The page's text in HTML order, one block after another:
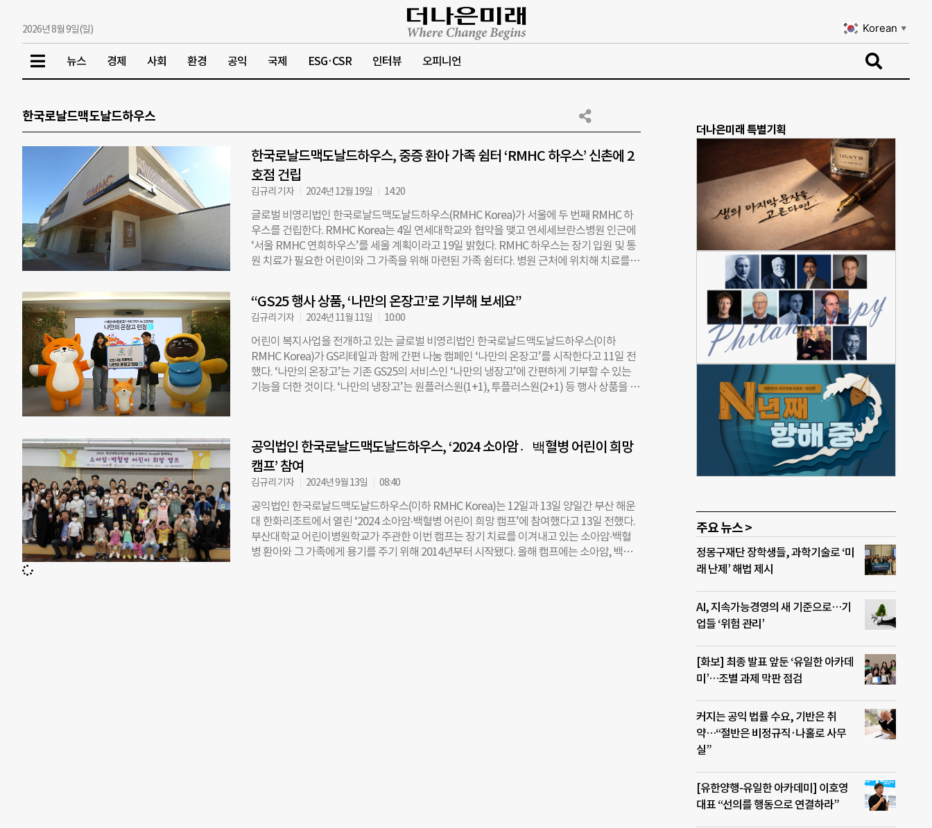
2026년 8월 9일(일) Korean ▼
뉴스 경제 사회 환경 공익 국제 ESG·CSR 인터뷰 오피니언
한국로날드맥도날드하우스
한국로날드맥도날드하우스, 중증 환아 가족 쉼터 ‘RMHC 하우스’ 신촌에 2
호점 건립
김규리 기자 2024년 12월 19일 14:20
글로벌 비영리법인 한국로날드맥도날드하우스(RMHC Korea)가 서울에 두 번째 RMHC 하
우스를 건립한다. RMHC Korea는 4일 연세대학교와 협약을 맺고 연세세브란스병원 인근에
‘서울 RMHC 연희하우스’를 세울 계획이라고 19일 밝혔다. RMHC 하우스는 장기 입원 및 통
원 치료가 필요한 어린이와 그 가족을 위해 마련된 가족 쉼터다. 병원 근처에 위치해 치료를
관한 양산부산대학교병원 내 ‘양산하우스’다. 이곳에는 개별 욕실을 갖춘 10개의 객실과 놀이
방, 주방, 휴게실 등의 편의시설이 마련돼 있다. 단순한 쉼터를 넘어 심리 상담, 식사 제공, 이동
차량 지원 등 다양한 프로그램을 통해 환아와 가족의 회복을 돕고 있다. 만 18세 이하 중증 질
환 환아가 양산부산대학교 어린이병원에 입원 또는 통원 치료 중인 경우 입실 신청을 통해 무
료로 이용할 수 있다. 서울 RMHC 연희하우스는 RMHC Korea가 국내에서 선보이는 두 번째
하우스로, 중증 환아 가족의 편의를 더욱 확대할 예정이다. 안수인 RMHC Korea 대표는 “국
내 중증 환아와 환아 가족을 위한 RMHC Korea의 역할을 다시 한번 마음에 새기고, 어려운
“GS25 행사 상품, ‘나만의 온장고’로 기부해 보세요”
김규리 기자 2024년 11월 11일 10:00
어린이 복지사업을 전개하고 있는 글로벌 비영리법인 한국로날드맥도날드하우스(이하
RMHC Korea)가 GS리테일과 함께 간편 나눔 캠페인 ‘나만의 온장고’를 시작한다고 11일 전
했다. ‘나만의 온장고’는 기존 GS25의 서비스인 ‘나만의 냉장고’에 간편하게 기부할 수 있는
기능을 더한 것이다. ‘나만의 냉장고’는 원플러스원(1+1), 투플러스원(2+1) 등 행사 상품을 구
다. ‘나만의 냉장고’에 보관된 상품 중 사용하지 않은 추가 증정품을 선택하고 ‘나눔하기’ 버튼
을 클릭하면 캠페인에 참여할 수 있다. GS리테일은 이렇게 기부된 증정품 중 소아암 환아와
가족이 필요로 하는 물품을 선별해 RMHC Korea에 전달한다. 또 고객이 기부한 증정품 개수
너십팀 과장은 “연말을 앞두고 ‘함께’와 ‘나눔’의 가치를 알리는 캠페인을 GS리테일과 진행하
게 되어 의미가 크다”며 “RMHC Korea 역시 보다 많은 분들이 쉽게 기부에 동참할 방법을 고
민하겠다”고 소감을 전했다. 김규리 더나은미래 기자
공익법인 한국로날드맥도날드하우스, ‘2024 소아암백〮혈병 어린이 희망
캠프’ 참여
김규리 기자 2024년 9월 13일 08:40
공익법인 한국로날드맥도날드하우스(이하 RMHC Korea)는 12일과 13일 양일간 부산 해운
대 한화리조트에서 열린 ‘2024 소아암∙백혈병 어린이 희망 캠프’에 참여했다고 13일 전했다.
부산대학교 어린이병원학교가 주관한 이번 캠프는 장기 치료를 이겨내고 있는 소아암∙백혈
병 환아와 그 가족에게 용기를 주기 위해 2014년부터 시작됐다. 올해 캠프에는 소아암, 백혈
더나은미래 특별기획
주요 뉴스 >
정몽구재단 장학생들, 과학기술로 ‘미
래 난제’ 해법 제시
AI, 지속가능경영의 새 기준으로…기
업들 ‘위험 관리’
[화보] 최종 발표 앞둔 ‘유일한 아카데
미’…조별 과제 막판 점검
커지는 공익 법률 수요, 기반은 취
약…“절반은 비정규직·나홀로 사무
실”
[유한양행-유일한 아카데미] 이호영
대표 “선의를 행동으로 연결하라”